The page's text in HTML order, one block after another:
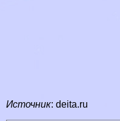
Источник: deita.ru